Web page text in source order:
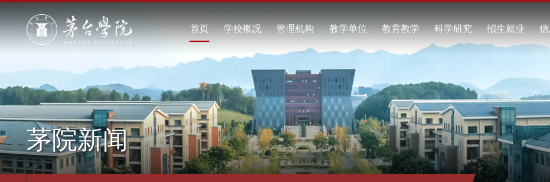
首页 学校概况
学校简介
现任领导
学校标识
联系我们
管理机构 教学单位
酿酒工程学院
食品工程学院
资源与环境学院
自动化工程学院
工商管理学院
教育教学
本科教育
继续教育
教学动态
科学研究
科研项目
科研成果
学术交流
茅院新闻